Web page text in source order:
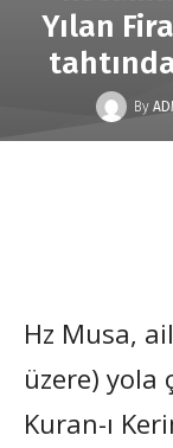
Yılan
By
Hz Musa,
üzere) yola
Kuran-ı